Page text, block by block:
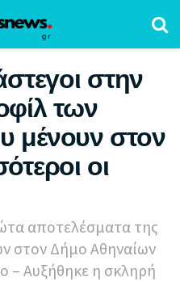
στην
των
στον
οι
αποτελέσματα της
στον Δήμο Αθηναίων
– Αυξήθηκε η σκληρή